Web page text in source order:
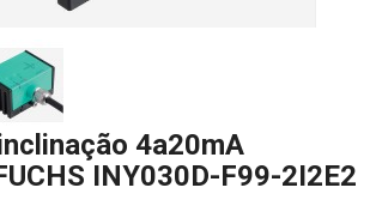
4a20mA
INY030D-F99-2I2E2